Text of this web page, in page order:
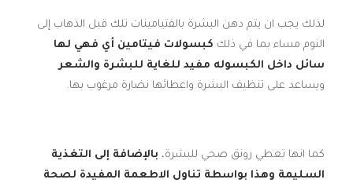
لذلك يجب ان يتم دهن البشرة بالفتيامينات تلك قبل الذهاب إلى
النوم مساء بما في ذلك كبسولات فيتامين أي فهي لها
سائل داخل الكبسوله مفيد للغاية للبشرة والشعر
ويساعد على تنظيف البشرة واعطائها نضارة مرغوب بها.
كما انها تعطي رونق صحي للبشرة، بالإضافة إلى التغذية
السليمة وهذا بواسطة تناول الاطعمة المفيدة لصحة